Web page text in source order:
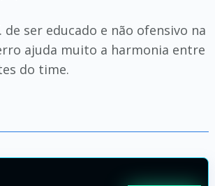
de ser educado e não ofensivo na
ajuda muito a harmonia entre
do time.